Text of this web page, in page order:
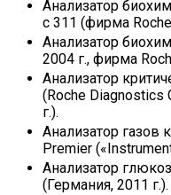
Анализатор
с 311 (фирма
Анализатор
2004 г., фирма
Анализатор
(Roche Diagnostics
г.).
Анализатор газов
Premier
Анализатор
(Германия, 2011 г.).